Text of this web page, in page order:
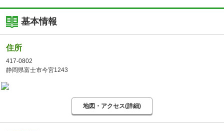
基本情報
住所
417-0802
静岡県富士市今宮1243
地図・アクセス(詳細)